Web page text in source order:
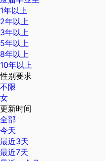
1年以上
2年以上
3年以上
5年以上
8年以上
10年以上
性别要求
不限
女
更新时间
全部
今天
最近3天
最近7天